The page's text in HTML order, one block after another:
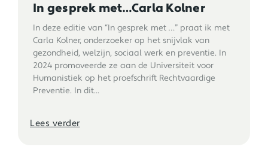
In gesprek met…Carla Kolner
In deze editie van “In gesprek met …” praat ik met
Carla Kolner, onderzoeker op het snijvlak van
gezondheid, welzijn, sociaal werk en preventie. In
2024 promoveerde ze aan de Universiteit voor
Humanistiek op het proefschrift Rechtvaardige
Preventie. In dit...
Lees verder